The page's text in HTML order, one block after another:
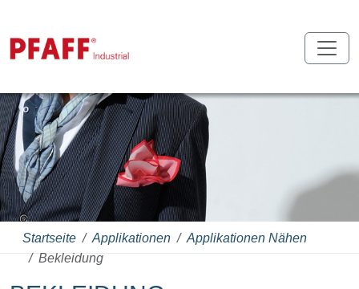
Startseite Applikationen
Applikationen Nähen
Bekleidung